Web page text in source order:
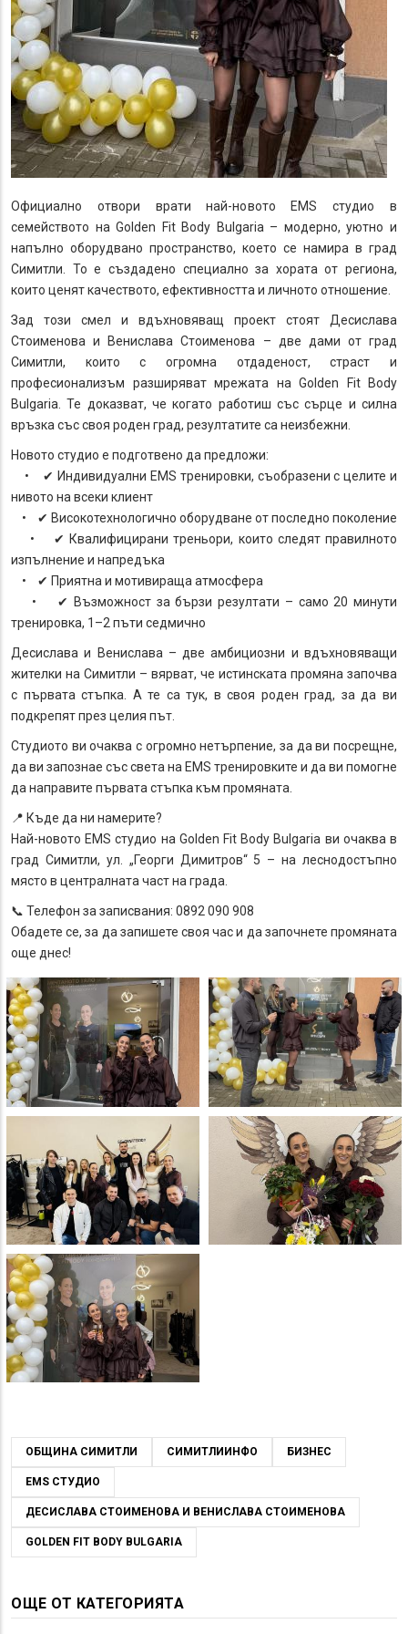
Официално отвори врати най-новото EMS студио в
семейството на Golden Fit Body Bulgaria – модерно, уютно и
напълно оборудвано пространство, което се намира в град
Симитли. То е създадено специално за хората от региона,
които ценят качеството, ефективността и личното отношение.
Зад този смел и вдъхновяващ проект стоят Десислава
Стоименова и Венислава Стоименова – две дами от град
Симитли, които с огромна отдаденост, страст и
професионализъм разширяват мрежата на Golden Fit Body
Bulgaria. Те доказват, че когато работиш със сърце и силна
връзка със своя роден град, резултатите са неизбежни.
Новото студио е подготвено да предложи:
• ✔ Индивидуални EMS тренировки, съобразени с целите и
нивото на всеки клиент
• ✔ Високотехнологично оборудване от последно поколение
• ✔ Квалифицирани треньори, които следят правилното
изпълнение и напредъка
• ✔ Приятна и мотивираща атмосфера
• ✔ Възможност за бързи резултати – само 20 минути
тренировка, 1–2 пъти седмично
Десислава и Венислава – две амбициозни и вдъхновяващи
жителки на Симитли – вярват, че истинската промяна започва
с първата стъпка. А те са тук, в своя роден град, за да ви
подкрепят през целия път.
Студиото ви очаква с огромно нетърпение, за да ви посрещне,
да ви запознае със света на EMS тренировките и да ви помогне
да направите първата стъпка към промяната.
📍 Къде да ни намерите?
Най-новото EMS студио на Golden Fit Body Bulgaria ви очаква в
град Симитли, ул. „Георги Димитров“ 5 – на леснодостъпно
място в централната част на града.
📞 Телефон за записвания: 0892 090 908
Обадете се, за да запишете своя час и да започнете промяната
още днес!
ОБЩИНА СИМИТЛИ СИМИТЛИИНФО БИЗНЕС
EMS СТУДИО
ДЕСИСЛАВА СТОИМЕНОВА И ВЕНИСЛАВА СТОИМЕНОВА
GOLDEN FIT BODY BULGARIA
ОЩЕ ОТ КАТЕГОРИЯТА